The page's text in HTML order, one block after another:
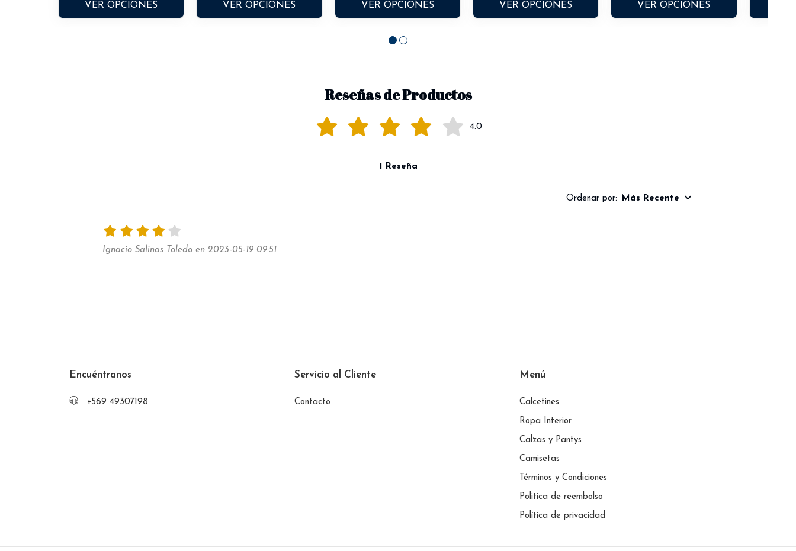
VER OPCIONES VER OPCIONES VER OPCIONES VER OPCIONES VER OPCIONES
Reseñas de Productos
4.0
1 Reseña
Ordenar por: Más Recente
Ignacio Salinas Toledo en 2023-05-19 09:51
Encuéntranos
+569 49307198
Servicio al Cliente
Contacto
Menú
Calcetines
Ropa Interior
Calzas y Pantys
Camisetas
Términos y Condiciones
Politica de reembolso
Política de privacidad